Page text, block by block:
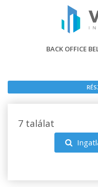
BACK OFFICE
7 találat